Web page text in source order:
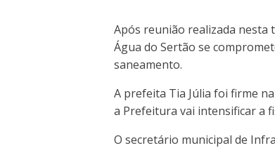
Após reunião realizada nesta
Água do Sertão se
saneamento.
A prefeita Tia Júlia foi firme
a Prefeitura vai intensificar a
O secretário municipal de